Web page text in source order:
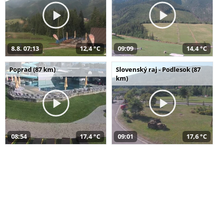
8.8. 07:13 12,4 °C 09:09 14,4 °C
Poprad (87 km)
08:54 17,4 °C
Slovenský raj - Podlesok (87
km)
09:01 17,6 °C